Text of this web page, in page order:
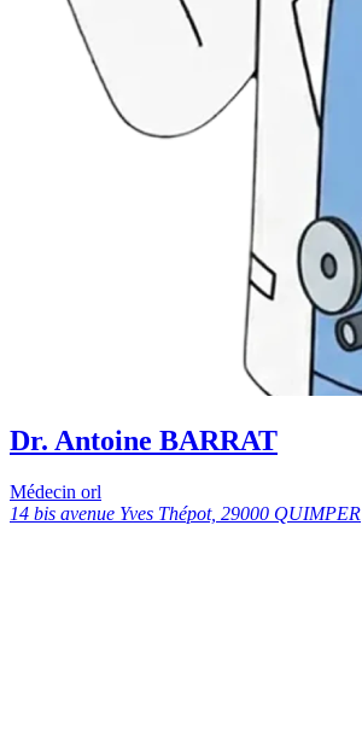
Dr. Antoine BARRAT
Médecin orl
14 bis avenue Yves Thépot, 29000 QUIMPER